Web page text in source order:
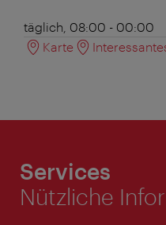
täglich, 08:00 - 00:00
Karte
Services
Nützliche